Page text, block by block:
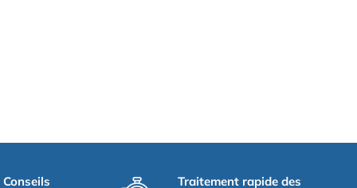
Traitement rapide des